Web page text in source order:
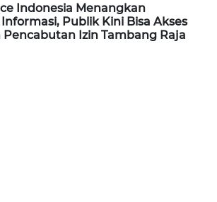
Indonesia Menangkan
Publik Kini Bisa Akses
Izin Tambang Raja